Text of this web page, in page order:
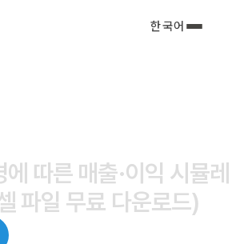
한국어
Notify me
따른 매출·이익 시뮬레
파일 무료 다운로드)